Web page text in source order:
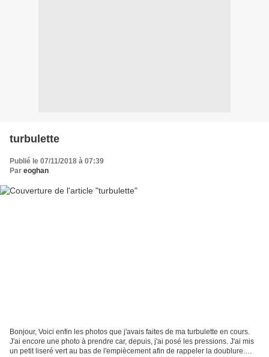
turbulette
Publié le 07/11/2018 à 07:39
Par eoghan
Bonjour, Voici enfin les photos que j'avais faites de ma turbulette en cours.
J'ai encore une photo à prendre car, depuis, j'ai posé les pressions. J'ai mis
un petit liseré vert au bas de l'empiècement afin de rappeler la doublure.